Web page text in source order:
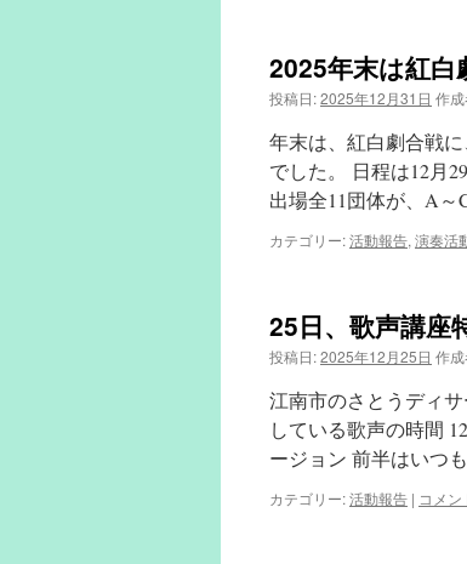
2025年末は紅白
投稿日:2025年12月31日 作
年末は、紅白劇合戦
でした。 日程は12月
出場全11団体が、A
カテゴリー:活動報告, 演奏活
25日、歌声講座
投稿日:2025年12月25日 作
江南市のさとうディ
している歌声の時間
ージョン 前半はいつ
カテゴリー:活動報告 | コメン